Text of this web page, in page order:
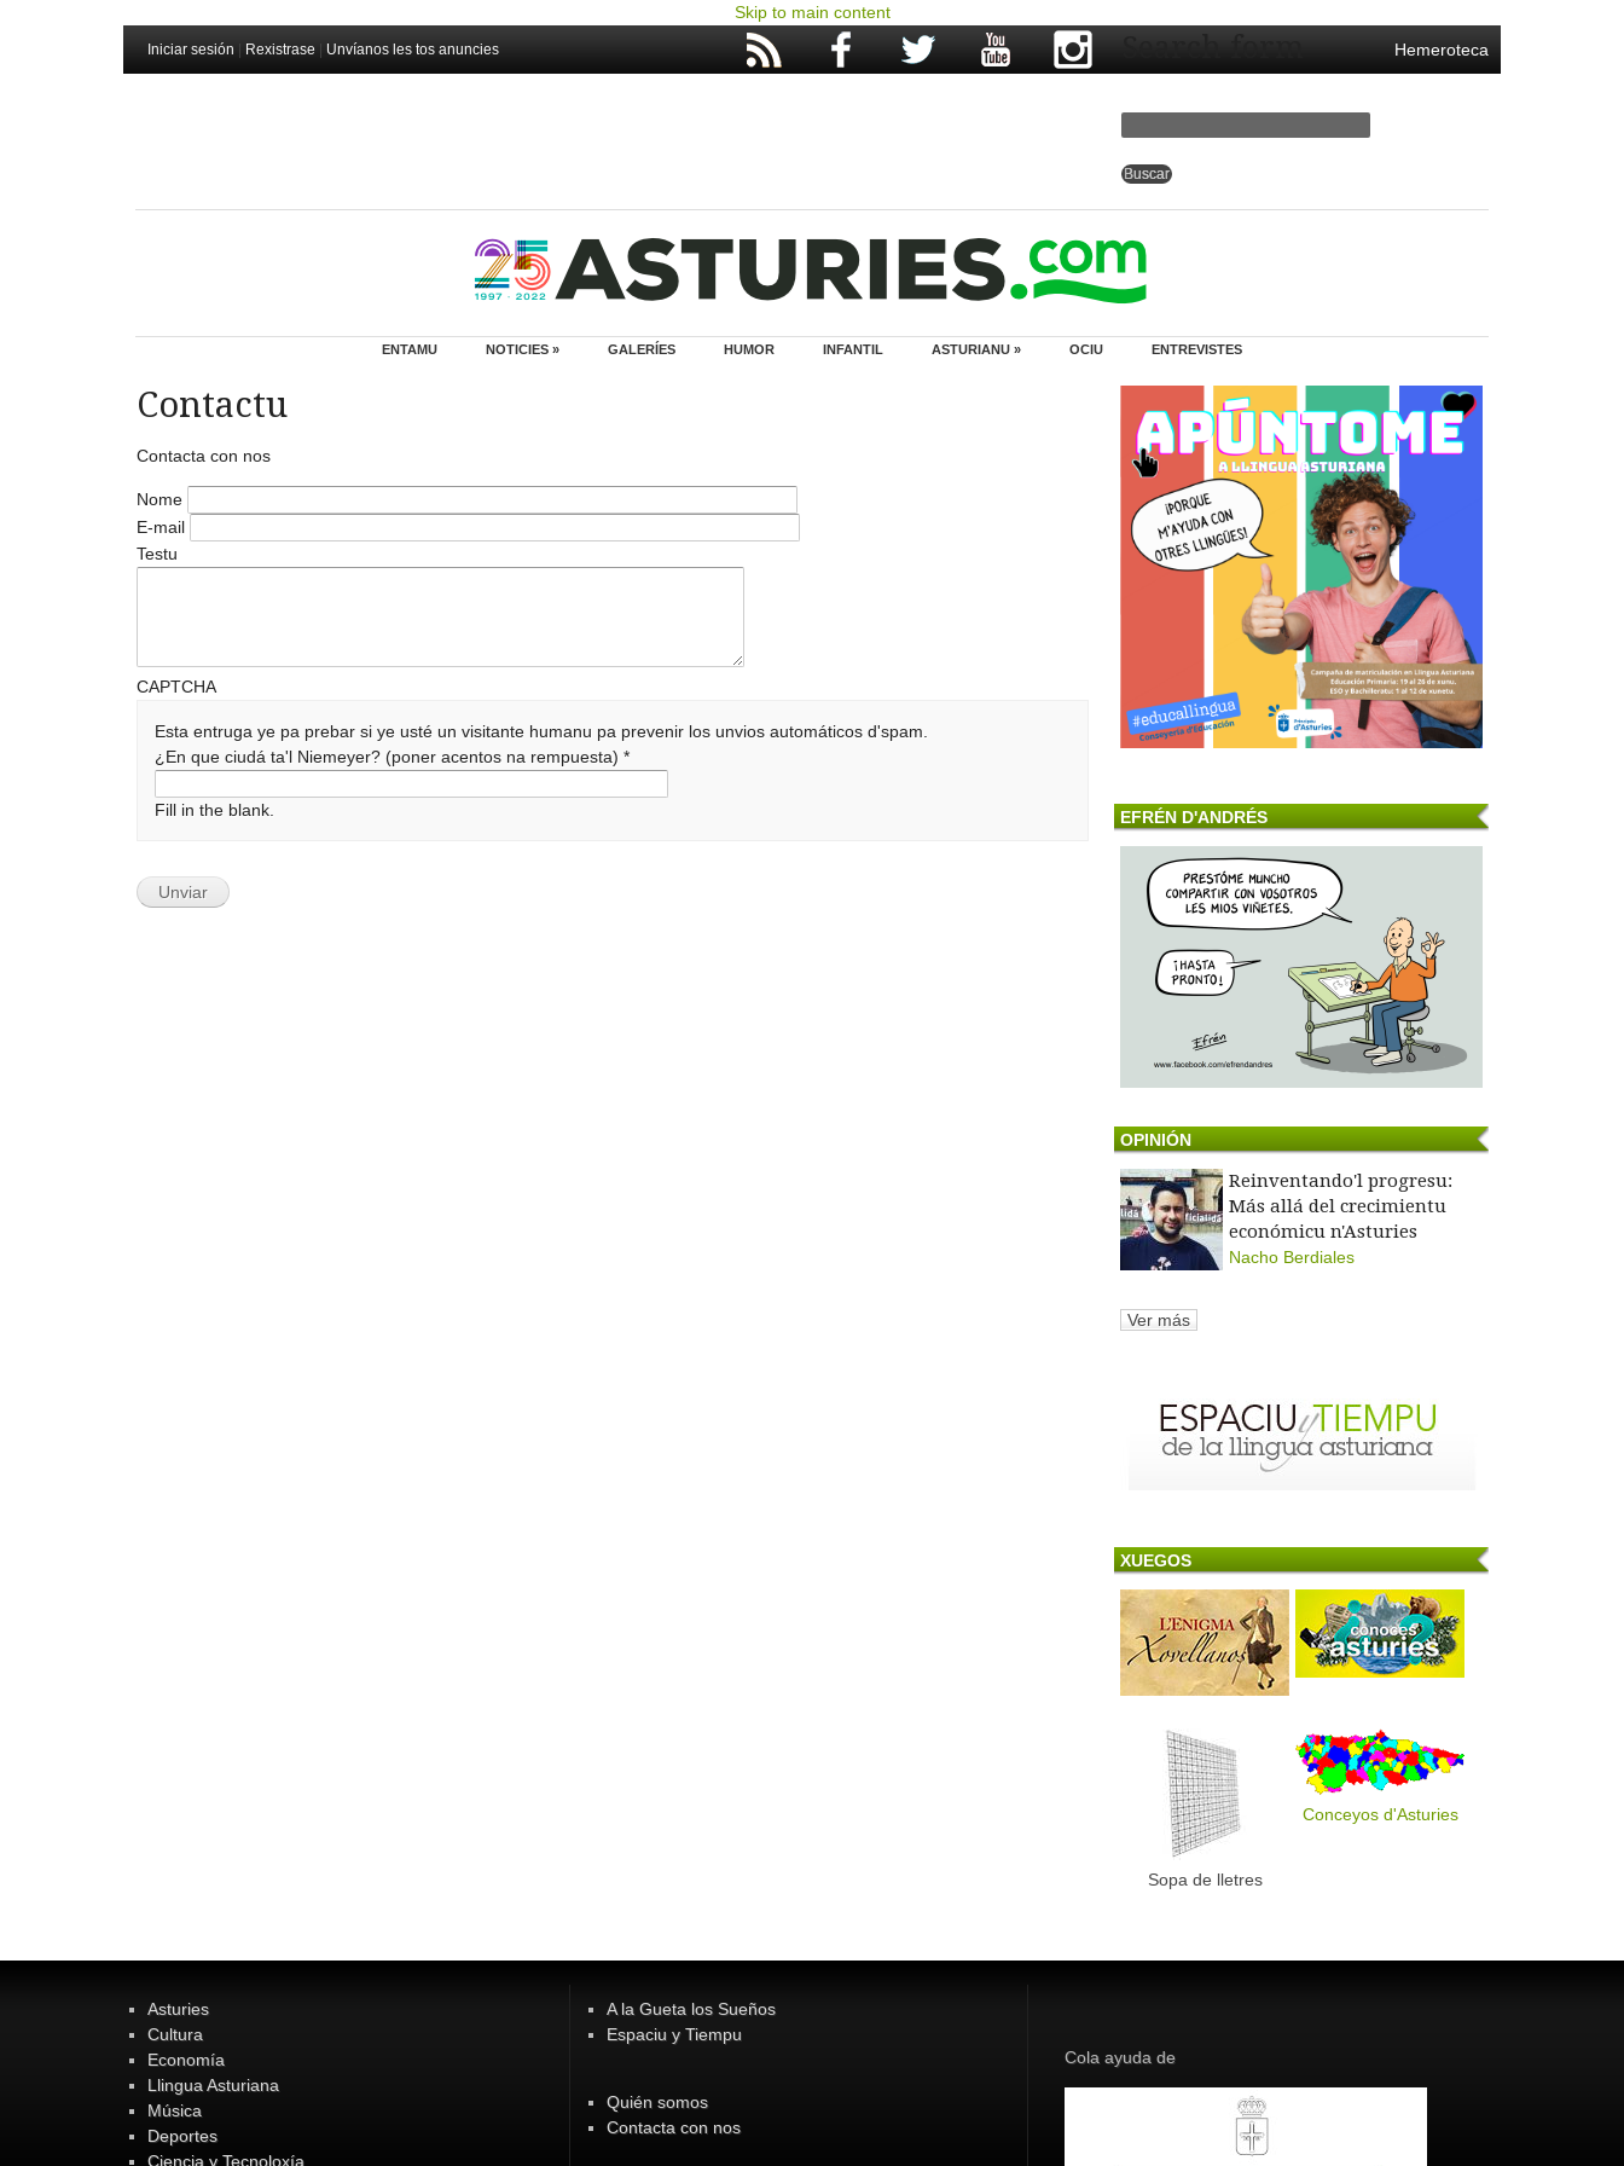
Skip to main content
Iniciar sesión Rexistrase Unvíanos les tos anuncies Hemeroteca
Search form
ENTAMU NOTICIES » GALERÍES HUMOR INFANTIL ASTURIANU » OCIU ENTREVISTES
Contactu
Contacta con nos
Nome
E-mail
Testu
CAPTCHA
Esta entruga ye pa prebar si ye usté un visitante humanu pa prevenir los unvios automáticos d'spam.
¿En que ciudá ta'l Niemeyer? (poner acentos na rempuesta)*
Fill in the blank. EFRÉN D'ANDRÉS
OPINIÓN
Reinventando'l progresu:
Más allá del crecimientu
económicu n'Asturies
Nacho Berdiales
Ver más
XUEGOS
Sopa de lletres
Conceyos d'Asturies
Asturies
Cultura
Economía
Llingua Asturiana
Música
Deportes
Ciencia y Tecnoloxía
A la Gueta los Sueños
Espaciu y Tiempu
Quién somos
Contacta con nos
Cola ayuda de